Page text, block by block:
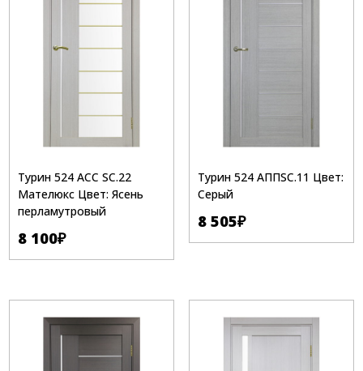
Турин 524 АСС SC.22
Мателюкс Цвет: Ясень
перламутровый
8 100₽
Турин 524 АППSC.11 Цвет:
Серый
8 505₽